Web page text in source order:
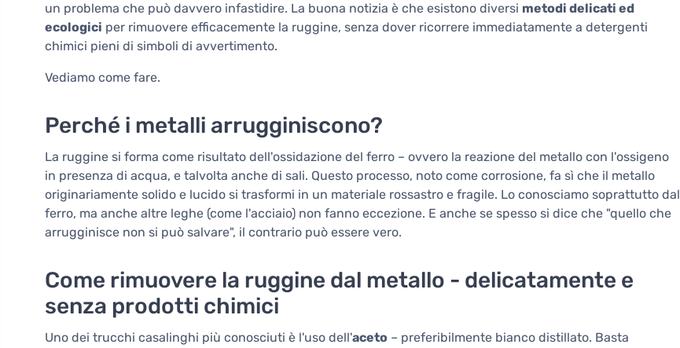
un problema che può davvero infastidire. La buona notizia è che esistono diversi metodi delicati ed
ecologici per rimuovere efficacemente la ruggine, senza dover ricorrere immediatamente a detergenti
chimici pieni di simboli di avvertimento.
Vediamo come fare.
Perché i metalli arrugginiscono?
La ruggine si forma come risultato dell'ossidazione del ferro – ovvero la reazione del metallo con l'ossigeno
in presenza di acqua, e talvolta anche di sali. Questo processo, noto come corrosione, fa sì che il metallo
originariamente solido e lucido si trasformi in un materiale rossastro e fragile. Lo conosciamo soprattutto dal
ferro, ma anche altre leghe (come l'acciaio) non fanno eccezione. E anche se spesso si dice che "quello che
arrugginisce non si può salvare", il contrario può essere vero.
Come rimuovere la ruggine dal metallo - delicatamente e
senza prodotti chimici
Uno dei trucchi casalinghi più conosciuti è l'uso dell'aceto – preferibilmente bianco distillato. Basta